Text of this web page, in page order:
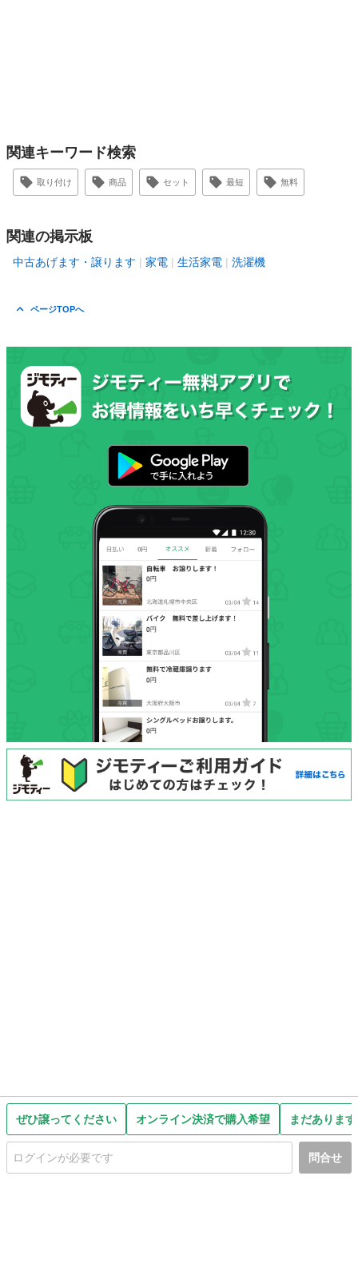
ぜひ譲ってください オンライン決済で購入希望 まだありま
問合せ
関連キーワード検索
取り付け 商品 セット 最短 無料
関連の掲示板
中古あげます・譲ります 家電 生活家電 洗濯機
ページTOPへ